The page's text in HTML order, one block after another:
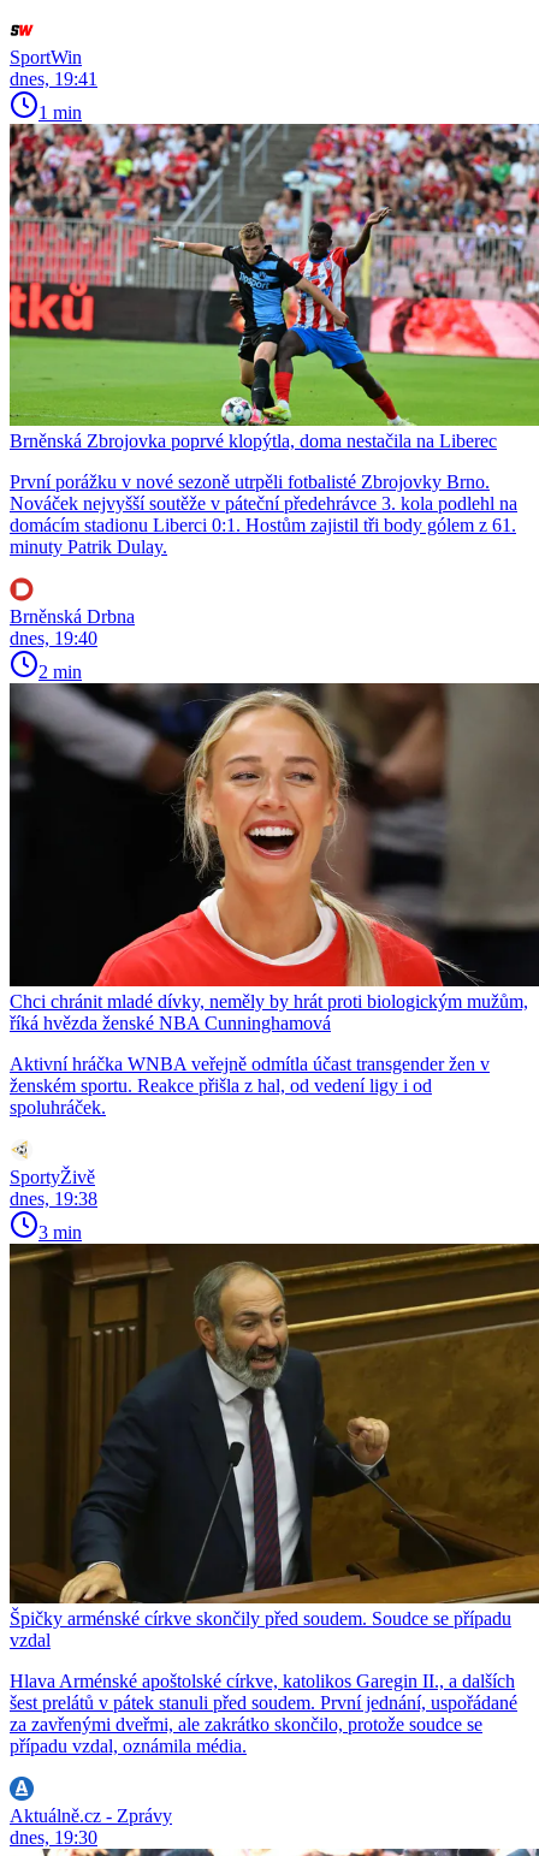
SportWin
dnes, 19:41
1 min
Brněnská Zbrojovka poprvé klopýtla, doma nestačila na Liberec
První porážku v nové sezoně utrpěli fotbalisté Zbrojovky Brno.
Nováček nejvyšší soutěže v páteční předehrávce 3. kola podlehl na
domácím stadionu Liberci 0:1. Hostům zajistil tři body gólem z 61.
minuty Patrik Dulay.
Brněnská Drbna
dnes, 19:40
2 min
Chci chránit mladé dívky, neměly by hrát proti biologickým mužům,
říká hvězda ženské NBA Cunninghamová
Aktivní hráčka WNBA veřejně odmítla účast transgender žen v
ženském sportu. Reakce přišla z hal, od vedení ligy i od
spoluhráček.
SportyŽivě
dnes, 19:38
3 min
Špičky arménské církve skončily před soudem. Soudce se případu
vzdal
Hlava Arménské apoštolské církve, katolikos Garegin II., a dalších
šest prelátů v pátek stanuli před soudem. První jednání, uspořádané
za zavřenými dveřmi, ale zakrátko skončilo, protože soudce se
případu vzdal, oznámila média.
Aktuálně.cz - Zprávy
dnes, 19:30